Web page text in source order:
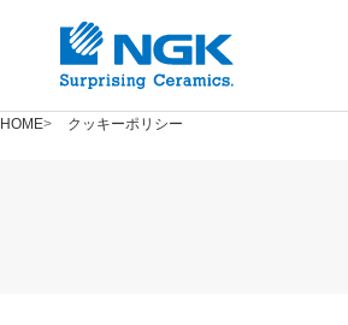
HOME クッキーポリシー